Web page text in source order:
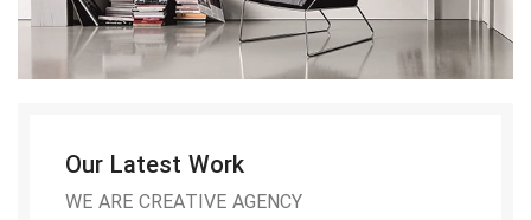
Our Latest Work
WE ARE CREATIVE AGENCY